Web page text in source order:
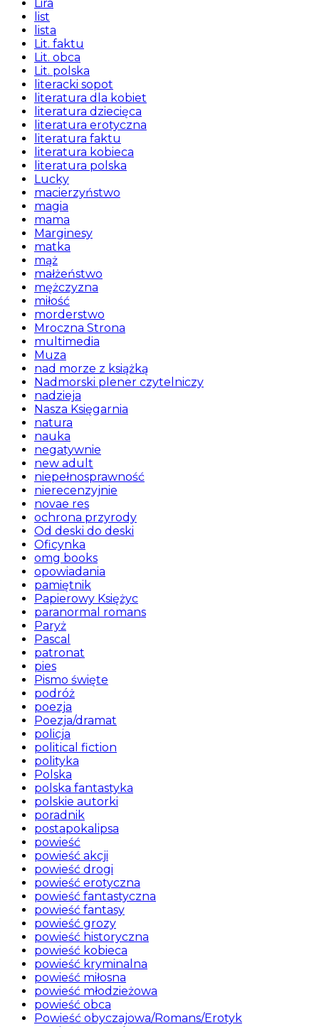
Lira
list
lista
Lit. faktu
Lit. obca
Lit. polska
literacki sopot
literatura dla kobiet
literatura dziecięca
literatura erotyczna
literatura faktu
literatura kobieca
literatura polska
Lucky
macierzyństwo
magia
mama
Marginesy
matka
mąż
małżeństwo
mężczyzna
miłość
morderstwo
Mroczna Strona
multimedia
Muza
nad morze z książką
Nadmorski plener czytelniczy
nadzieja
Nasza Księgarnia
natura
nauka
negatywnie
new adult
niepełnosprawność
nierecenzyjnie
novae res
ochrona przyrody
Od deski do deski
Oficynka
omg books
opowiadania
pamiętnik
Papierowy Księżyc
paranormal romans
Paryż
Pascal
patronat
pies
Pismo święte
podróż
poezja
Poezja/dramat
policja
political fiction
polityka
Polska
polska fantastyka
polskie autorki
poradnik
postapokalipsa
powieść
powieść akcji
powieść drogi
powieść erotyczna
powieść fantastyczna
powieść fantasy
powieść grozy
powieść historyczna
powieść kobieca
powieść kryminalna
powieść miłosna
powieść młodzieżowa
powieść obca
Powieść obyczajowa/Romans/Erotyk